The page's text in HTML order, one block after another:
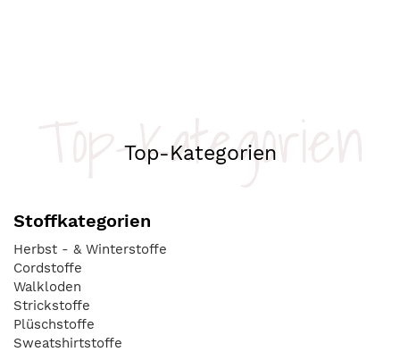
Top-Kategorien
Top-Kategorien
Stoffkategorien
Herbst - & Winterstoffe
Cordstoffe
Walkloden
Strickstoffe
Plüschstoffe
Sweatshirtstoffe